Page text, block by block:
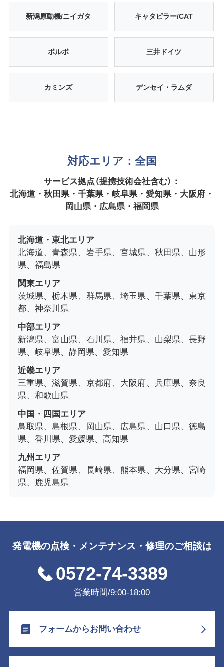
新潟原動機/ニイガタ キャタピラー/CAT
ボルボ 三井ドイツ
カミンズ デンセイ・ラムダ
対応エリア：全国
サービス拠点（提携技術会社含む）：
北海道・秋田県・千葉県・岐阜県・愛知県・大阪府・
岡山県・広島県・福岡県
北海道・東北エリア
北海道、青森県、岩手県、宮城県、秋田県、山形
県、福島県
関東エリア
茨城県、栃木県、群馬県、埼玉県、千葉県、東京
都、神奈川県
中部エリア
新潟県、富山県、石川県、福井県、山梨県、長野
県、岐阜県、静岡県、愛知県
近畿エリア
三重県、滋賀県、京都府、大阪府、兵庫県、奈良
県、和歌山県
中国・四国エリア
鳥取県、島根県、岡山県、広島県、山口県、徳島
県、香川県、愛媛県、高知県
九州エリア
福岡県、佐賀県、長崎県、熊本県、大分県、宮崎
県、鹿児島県
発電機の点検・メンテナンス・修理のご相談は
0572-74-3389
営業時間/9:00-18:00
フォームからお問い合わせ